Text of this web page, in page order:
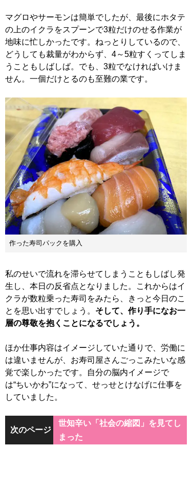
マグロやサーモンは簡単でしたが、最後にホタテ
の上のイクラをスプーンで3粒だけのせる作業が
地味に忙しかったです。ねっとりしているので、
どうしても裁量がわからず、4～5粒すくってしま
うこともしばしば。でも、3粒でなければいけま
せん。一個だけとるのも至難の業です。
作った寿司パックを購入
私のせいで流れを滞らせてしまうこともしばし発
生し、本日の反省点となりました。これからはイ
クラが数粒乗った寿司をみたら、きっと今日のこ
とを思い出すでしょう。 そして、作り手になお一
層の尊敬を抱くことになるでしょう。
ほか仕事内容はイメージしていた通りで、労働に
は違いませんが、お寿司屋さんごっこみたいな感
覚で楽しかったです。自分の脳内イメージで
は“ちいかわ”になって、せっせとけなげに仕事を
していました。
次のページ
世知辛い「社会の縮図」を見てし
まった